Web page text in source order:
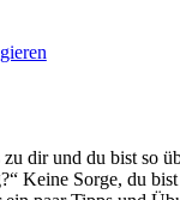
dir und du bist so
Keine Sorge, du